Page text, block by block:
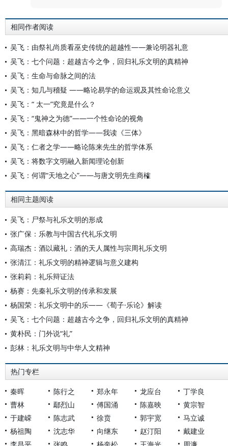
相同作者阅读
吴飞：由祭礼尚质看巫史传统的超越性——兼论明器礼意
吴飞：七个问题：超越古今之争，回归礼乐文明的真精神
吴飞：生命与命脉之间的法
吴飞：知几与稽疑 ——略论易学的命运观及其性命论意义
吴飞：“ 太一”究竟是什么？
吴飞：“鬼神之为德”——一个性命论的视角
吴飞：黑暗森林中的哲学——我读《三体》
吴飞：仁者之学——略论陈来先生的哲学体系
吴飞：将数字文明融入新闻理论创新
吴飞：何谓“天地之心”——与唐文明先生商榷
相同主题阅读
吴飞：尸祭与礼乐文明的形成
张广保：乐教与中国古代礼乐文明
高瑞杰：酒以藏礼：酒的天人属性与宗周礼乐文明
张清江：礼乐文明的精神逻辑与意义建构
张莉莉：礼乐辩证法
杨赛：先秦礼乐文明的传承和发展
杨国荣：礼乐文明中的乐——《荀子·乐论》解读
吴飞：七个问题：超越古今之争，回归礼乐文明的真精神
黄朴民：门外说“礼”
彭林：礼乐文明与中华人文精神
热门专栏
秦晖 陈行之 郑永年 龙应台
丁学良
曹林
鄢烈山 傅国涌 陈嘉映
黄宗智
于建嵘
陈志武 徐贲 郭宇宽
马立诚
杨祖陶
沈志华 向继东 赵汀阳
戴建业